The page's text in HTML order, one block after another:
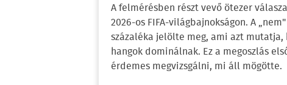
A felmérésben részt vevő ötezer
2026-os FIFA-világbajnokságon. A
százaléka jelölte meg, ami azt
hangok dominálnak. Ez a megoszlás
érdemes megvizsgálni, mi áll mögötte.